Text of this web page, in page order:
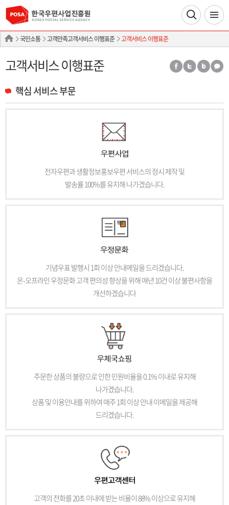
국민소통 고객만족고객서비스 이행표준 고객서비스 이행표준
고객서비스 이행표준
핵심 서비스 부문
전자우편과 생활정보홍보우편 서비스의 정시 제작 및
발송률 100%를 유지해 나가겠습니다.
기념우표 발행시 1회 이상 안내메일을 드리겠습니다.
온-오프라인 우정문화 고객 편의성 향상을 위해 매년 10건 이상 불편사항을
개선하겠습니다
주문한 상품의 불량으로 인한 민원비율을 0.1% 이내로 유지해
나가겠습니다.
상품 및 이용안내를 위하여 매주 1회 이상 안내 이메일을 제공해
드리겠습니다.
고객의 전화를 20초 이내에 받는 비율이 88% 이상으로 유지해